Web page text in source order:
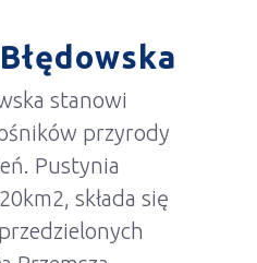
stanowi
przyrody
Pustynia
składa się